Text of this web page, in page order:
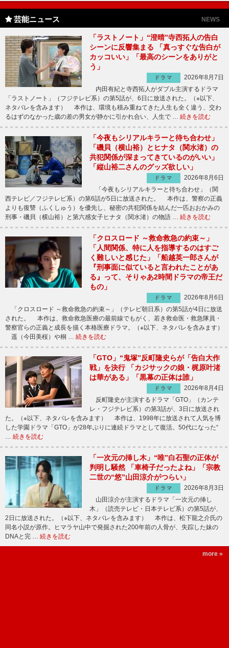
芸能ニュース NEWS
「ラストノート」“澄晴”寺西拓人の告白
シーンに反響集まる 「真っすぐな告白が
カッコいい」「最高のシーンをありがと
う」
ドラマ
2026年8月7日
内田有紀と寺西拓人がダブル主演するドラマ
「ラストノート」（フジテレビ系）の第5話が、6日に放送された。（※以下、
ネタバレを含みます） 本作は、環境も積み重ねてきた人生も全く違う、交わ
るはずのなかった歳の差の男女が静かに引かれ合い、人生で … 続きを読む
「今夜もシリアルキラーと待ち合わせ」
「磯貝（横山裕）とヒナタ（関水渚）の
共犯関係が深まってきているのがいい」
「縦山裕二さんのグッズ欲しい」
ドラマ
2026年8月6日
「今夜もシリアルキラーと待ち合わせ」（関
西テレビ／フジテレビ系）の第6話が5日に放送された。 本作は、警察の正義
よりも復讐（ふくしゅう）を優先し、秘密の共犯関係を結んだ一匹おおかみの
刑事・磯貝（横山裕）と第六感女子ヒナタ（関水渚）の物語 … 続きを読む
「クロスロード ～救命救急の約束～」
「人間関係、特に人を指導するのはすご
く難しいと感じた」「船越英一郎さんが
『刑事面に似ていると言われたことがあ
る』って、そりゃあ2時間ドラマの帝王だ
もの」
ドラマ
2026年8月6日
「クロスロード ～救命救急の約束～」（テレビ朝日系）の第5話が4日に放送
された。 本作は、救命救急医療の最前線でもがく、若き救命医・救急隊員・
警察官らの正義と成長を描く本格医療ドラマ。（※以下、ネタバレを含みます）
遥（今田美桜）や桐 … 続きを読む
「GTO」“鬼塚”反町隆史らが「告白大作
戦」を決行 「カジサックの娘・梶原叶渚
は華がある」「黒幕の正体は誰」
ドラマ
2026年8月4日
反町隆史が主演するドラマ「GTO」（カンテ
レ・フジテレビ系）の第3話が、3日に放送され
た。（※以下、ネタバレを含みます） 本作は、1998年に放送されて人気を博
した学園ドラマ「GTO」が28年ぶりに連続ドラマとして復活。50代になった“
… 続きを読む
「一次元の挿し木」“唯”白石聖の正体が
判明し騒然 「車椅子だったよね」「宗教
二世の“悠”山田涼介がつらい」
ドラマ
2026年8月3日
山田涼介が主演するドラマ「一次元の挿し
木」（読売テレビ・日本テレビ系）の第5話が、
2日に放送された。（※以下、ネタバレを含みます） 本作は、松下龍之介氏の
同名小説が原作。ヒマラヤ山中で発掘された200年前の人骨が、失踪した妹の
DNAと完 … 続きを読む
more »